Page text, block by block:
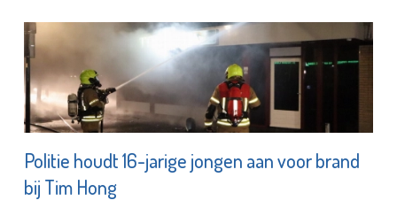
Politie houdt 16-jarige jongen aan voor brand
bij Tim Hong